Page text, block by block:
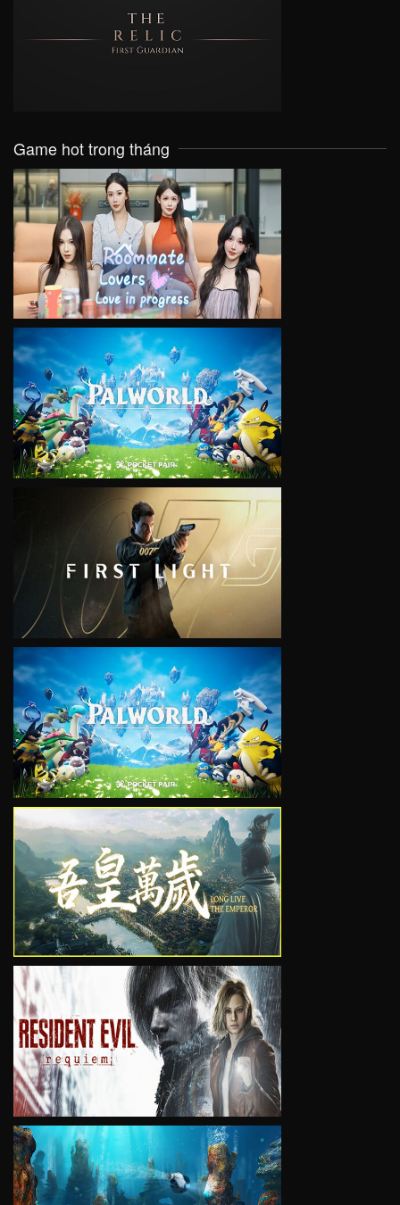
VIEW
Game hot trong tháng
VIEW
VIEW
VIEW
VIEW
VIEW
VIEW
VIEW